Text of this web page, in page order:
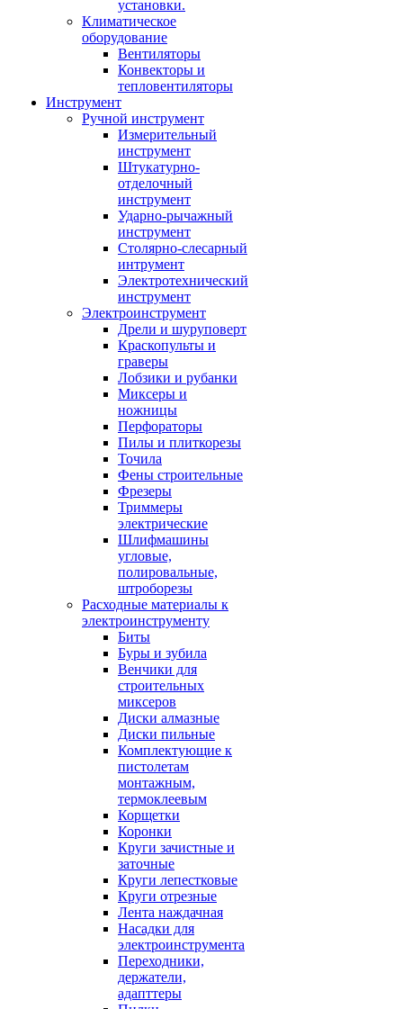
установки.
Климатическое
оборудование
Вентиляторы
Конвекторы и
тепловентиляторы
Инструмент
Ручной инструмент
Измерительный
инструмент
Штукатурно-
отделочный
инструмент
Ударно-рычажный
инструмент
Столярно-слесарный
интрумент
Электротехнический
инструмент
Электроинструмент
Дрели и шуруповерт
Краскопульты и
граверы
Лобзики и рубанки
Миксеры и
ножницы
Перфораторы
Пилы и плиткорезы
Точила
Фены строительные
Фрезеры
Триммеры
электрические
Шлифмашины
угловые,
полировальные,
штроборезы
Расходные материалы к
электроинструменту
Биты
Буры и зубила
Венчики для
строительных
миксеров
Диски алмазные
Диски пильные
Комплектующие к
пистолетам
монтажным,
термоклеевым
Корщетки
Коронки
Круги зачистные и
заточные
Круги лепестковые
Круги отрезные
Лента наждачная
Насадки для
электроинструмента
Переходники,
держатели,
адапттеры